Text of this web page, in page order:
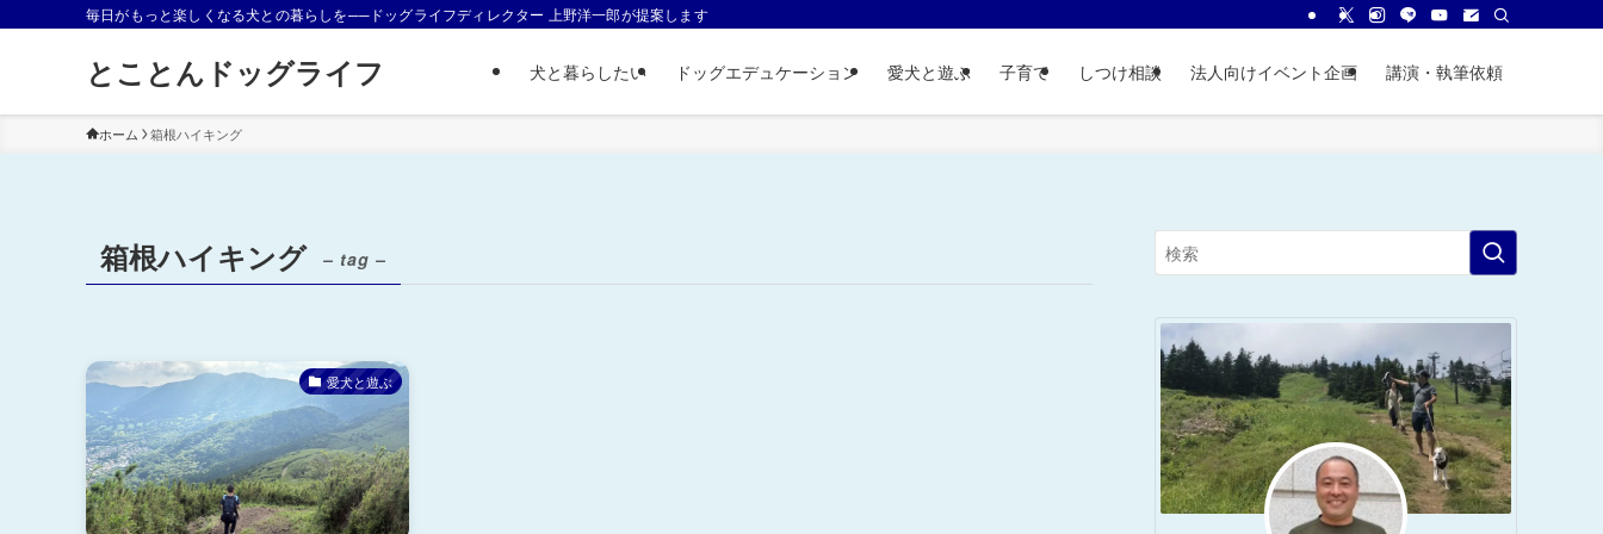
毎日がもっと楽しくなる犬との暮らしを──ドッグライフディレクター 上野洋一郎が提案します
とことんドッグライフ 犬と暮らしたい ドッグエデュケーション 愛犬と遊ぶ 子育て しつけ相談 法人向けイベント企画 講演・執筆依頼
ホーム 箱根ハイキング
箱根ハイキング – tag –
愛犬と遊ぶ